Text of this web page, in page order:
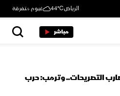
الرياض44°C غيوم متفرقة
مباشر
التصريحات.. وترمب: حرب